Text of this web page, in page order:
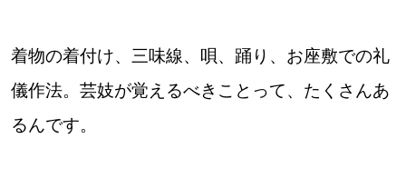
着物の着付け、三味線、唄、踊り、お座敷での礼
儀作法。芸妓が覚えるべきことって、たくさんあ
るんです。